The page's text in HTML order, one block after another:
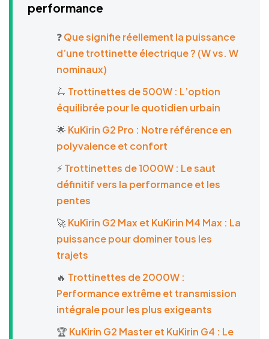
performance
❓Que signifie réellement la puissance
d’une trottinette électrique ? (W vs. W
nominaux)
🛴 Trottinettes de 500W : L’option
équilibrée pour le quotidien urbain
🌟 KuKirin G2 Pro : Notre référence en
polyvalence et confort
⚡Trottinettes de 1000W : Le saut
définitif vers la performance et les
pentes
🚀KuKirin G2 Max et KuKirin M4 Max : La
puissance pour dominer tous les
trajets
🔥 Trottinettes de 2000W :
Performance extrême et transmission
intégrale pour les plus exigeants
🏆 KuKirin G2 Master et KuKirin G4 : Le